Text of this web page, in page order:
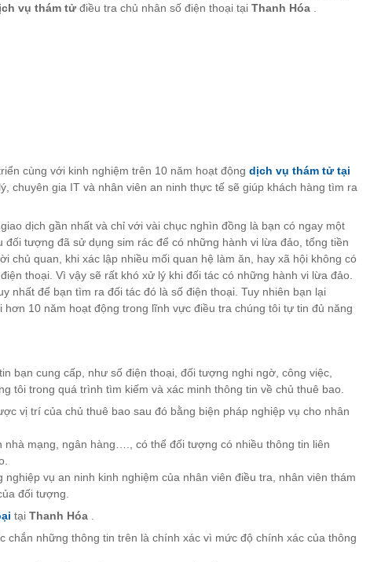
vụ thám tử điều tra chủ nhân số điện thoại tại Thanh Hóa
cùng với kinh nghiệm trên 10 năm hoạt động dịch vụ thám tử tại
chuyên gia IT và nhân viên an ninh thực tế sẽ giúp khách hàng tìm ra
dịch gần nhất và chỉ với vài chục nghìn đồng là bạn có ngay một
tượng đã sử dụng sim rác để có những hành vi lừa đảo, tống tiền
chủ quan, khi xác lập nhiều mối quan hệ làm ăn, hay xã hội không có
thoại. Vì vậy sẽ rất khó xử lý khi đối tác có những hành vi lừa đảo.
nhất để bạn tìm ra đối tác đó là số điện thoại. Tuy nhiên bạn lại
10 năm hoạt động trong lĩnh vực điều tra chúng tôi tự tin đủ năng
bạn cung cấp, như số điện thoại, đối tượng nghi ngờ, công việc,
trong quá trình tìm kiếm và xác minh thông tin về chủ thuê bao.
vị trí của chủ thuê bao sau đó bằng biện pháp nghiệp vụ cho nhân
mạng, ngân hàng…., có thể đối tượng có nhiều thông tin liên
vụ an ninh kinh nghiệm của nhân viên điều tra, nhân viên thám
đối tượng.
tại Thanh Hóa
những thông tin trên là chính xác vì mức độ chính xác của thông